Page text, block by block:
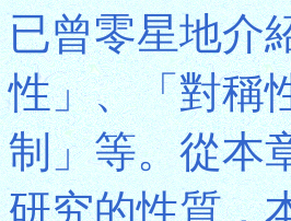
已曾零星地介
性」、「對稱
制」等。從本
研究的性質，